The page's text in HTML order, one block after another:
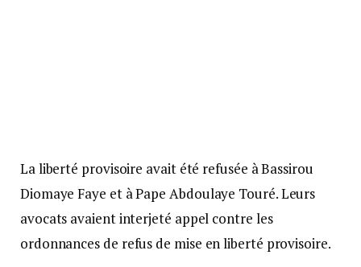
La liberté provisoire avait été refusée à Bassirou
Diomaye Faye et à Pape Abdoulaye Touré. Leurs
avocats avaient interjeté appel contre les
ordonnances de refus de mise en liberté provisoire.